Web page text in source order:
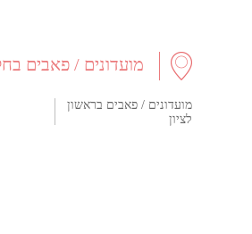
מועדונים / פאבים
מועדונים / פאבים בראשון
לציון